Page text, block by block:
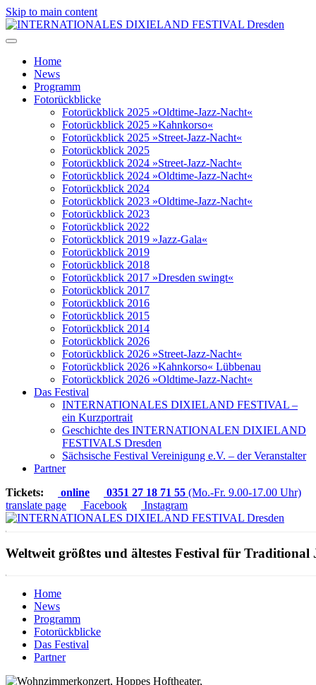
Skip to main content
Home
News
Programm
Fotorückblicke
Fotorückblick 2025 »Oldtime-Jazz-Nacht«
Fotorückblick 2025 »Kahnkorso«
Fotorückblick 2025 »Street-Jazz-Nacht«
Fotorückblick 2025
Fotorückblick 2024 »Street-Jazz-Nacht«
Fotorückblick 2024 »Oldtime-Jazz-Nacht«
Fotorückblick 2024
Fotorückblick 2023 »Oldtime-Jazz-Nacht«
Fotorückblick 2023
Fotorückblick 2022
Fotorückblick 2019 »Jazz-Gala«
Fotorückblick 2019
Fotorückblick 2018
Fotorückblick 2017 »Dresden swingt«
Fotorückblick 2017
Fotorückblick 2016
Fotorückblick 2015
Fotorückblick 2014
Fotorückblick 2026
Fotorückblick 2026 »Street-Jazz-Nacht«
Fotorückblick 2026 »Kahnkorso« Lübbenau
Fotorückblick 2026 »Oldtime-Jazz-Nacht«
Das Festival
INTERNATIONALES DIXIELAND FESTIVAL –
ein Kurzportrait
Geschichte des INTERNATIONALEN DIXIELAND
FESTIVALS Dresden
Sächsische Festival Vereinigung e.V. – der Veranstalter
Partner
Tickets:
online 0351 27 18 71 55 (Mo.-Fr. 9.00-17.00 Uhr)
translate page
Facebook Instagram
Weltweit größtes und ältestes Festival für Traditional
Home
News
Programm
Fotorückblicke
Das Festival
Partner